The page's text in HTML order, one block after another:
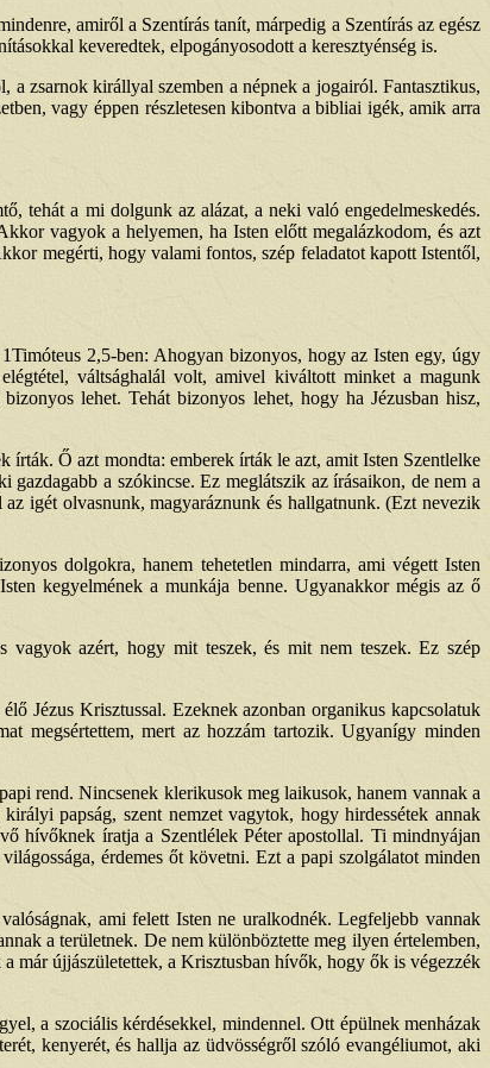
amiről a Szentírás tanít, márpedig a Szentírás az egész
keveredtek, elpogányosodott a keresztyénség is.
zsarnok királlyal szemben a népnek a jogairól. Fantasztikus,
vagy éppen részletesen kibontva a bibliai igék, amik arra
tehát a mi dolgunk az alázat, a neki való engedelmeskedés.
vagyok a helyemen, ha Isten előtt megalázkodom, és azt
megérti, hogy valami fontos, szép feladatot kapott Istentől,
2,5-ben: Ahogyan bizonyos, hogy az Isten egy, úgy
váltsághalál volt, amivel kiváltott minket a magunk
lehet. Tehát bizonyos lehet, hogy ha Jézusban hisz,
Ő azt mondta: emberek írták le azt, amit Isten Szentlelke
a szókincse. Ez meglátszik az írásaikon, de nem a
igét olvasnunk, magyaráznunk és hallgatnunk. (Ezt nevezik
dolgokra, hanem tehetetlen mindarra, ami végett Isten
kegyelmének a munkája benne. Ugyanakkor mégis az ő
vagyok azért, hogy mit teszek, és mit nem teszek. Ez szép
Jézus Krisztussal. Ezeknek azonban organikus kapcsolatuk
megsértettem, mert az hozzám tartozik. Ugyanígy minden
rend. Nincsenek klerikusok meg laikusok, hanem vannak a
papság, szent nemzet vagytok, hogy hirdessétek annak
hívőknek íratja a Szentlélek Péter apostollal. Ti mindnyájan
érdemes őt követni. Ezt a papi szolgálatot minden
ami felett Isten ne uralkodnék. Legfeljebb vannak
a területnek. De nem különböztette meg ilyen értelemben,
már újjászületettek, a Krisztusban hívők, hogy ők is végezzék
a szociális kérdésekkel, mindennel. Ott épülnek menházak
kenyerét, és hallja az üdvösségről szóló evangéliumot, aki